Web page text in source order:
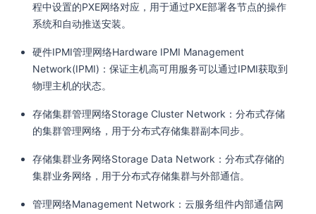
程中设置的PXE网络对应，用于通过PXE部署各节点的操作
系统和自动推送安装。
硬件IPMI管理网络Hardware IPMI Management
Network(IPMI)：保证主机高可用服务可以通过IPMI获取到
物理主机的状态。
存储集群管理网络Storage Cluster Network：分布式存储
的集群管理网络，用于分布式存储集群副本同步。
存储集群业务网络Storage Data Network：分布式存储的
集群业务网络，用于分布式存储集群与外部通信。
管理网络Management Network：云服务组件内部通信网